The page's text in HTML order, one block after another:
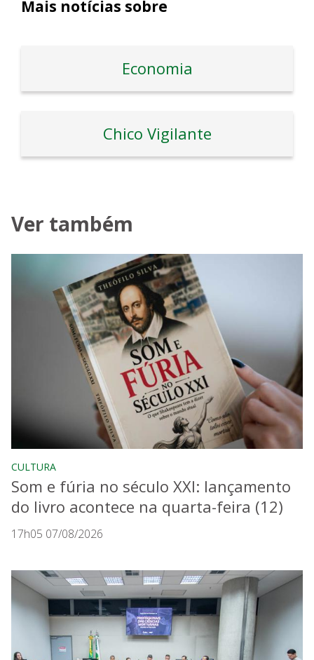
Mais notícias sobre
Economia
Chico Vigilante
Ver também
CULTURA
Som e fúria no século XXI: lançamento
do livro acontece na quarta-feira (12)
17h05 07/08/2026